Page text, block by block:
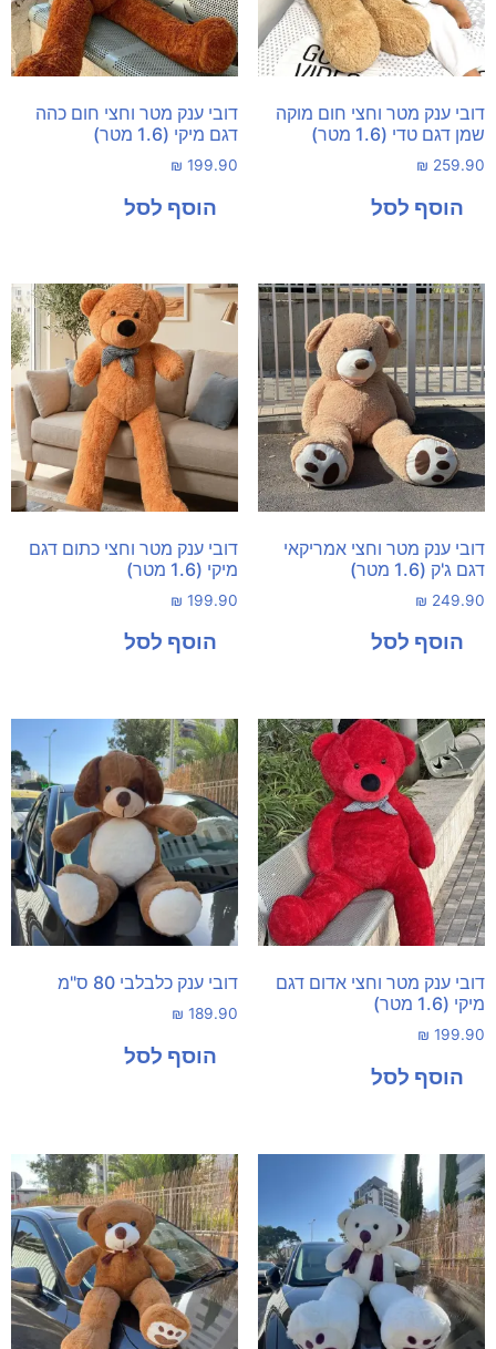
דובי ענק מטר וחצי חום מוקה
שמן דגם טדי (1.6 מטר)
₪ 259.90
דובי ענק מטר וחצי חום כהה
דגם מיקי (1.6 מטר)
₪ 199.90
דובי ענק מטר וחצי אמריקאי
דגם ג'ק (1.6 מטר)
₪ 249.90
דובי ענק מטר וחצי כתום דגם
מיקי (1.6 מטר)
₪ 199.90
דובי ענק מטר וחצי אדום דגם
מיקי (1.6 מטר)
₪ 199.90
דובי ענק כלבלבי 80 ס"מ
₪ 189.90